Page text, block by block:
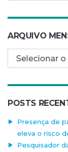
ARQUIVO
Arquivo mensal
POSTS
Presença de
eleva o risco
Pesquisador